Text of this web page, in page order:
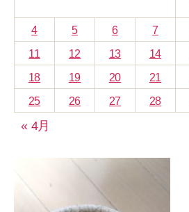
4
5 6 7
11
12 13 14
18
19 20 21
25
26 27 28
« 4月